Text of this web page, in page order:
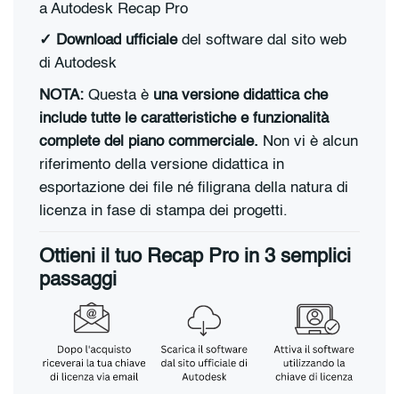
a Autodesk Recap Pro
✓ Download ufficialedel software dal sito web
di Autodesk
NOTA: Questa è una versione didattica che
include tutte le caratteristiche e funzionalità
complete del piano commerciale. Non vi è alcun
riferimento della versione didattica in
esportazione dei file né filigrana della natura di
licenza in fase di stampa dei progetti.
Ottieni il tuo Recap Pro in 3 semplici
passaggi